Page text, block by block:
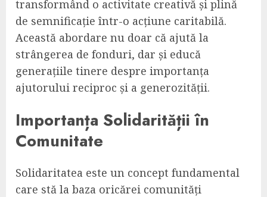
transformând o activitate creativă și plină
de semnificație într-o acțiune caritabilă.
Această abordare nu doar că ajută la
strângerea de fonduri, dar și educă
generațiile tinere despre importanța
ajutorului reciproc și a generozității.
Importanța Solidarității în
Comunitate
Solidaritatea este un concept fundamental
care stă la baza oricărei comunități